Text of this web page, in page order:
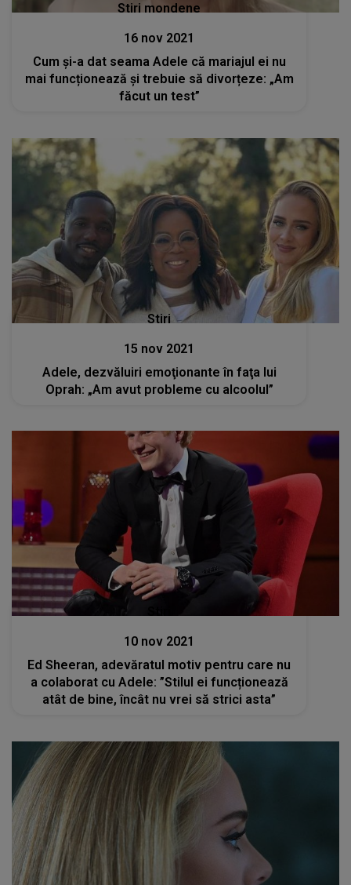
Stiri mondene
16 nov 2021
Cum și-a dat seama Adele că mariajul ei nu
mai funcționează și trebuie să divorțeze: „Am
făcut un test”
Stiri
15 nov 2021
Adele, dezvăluiri emoţionante în faţa lui
Oprah: „Am avut probleme cu alcoolul”
10 nov 2021
Ed Sheeran, adevăratul motiv pentru care nu
a colaborat cu Adele: ”Stilul ei funcționează
atât de bine, încât nu vrei să strici asta”